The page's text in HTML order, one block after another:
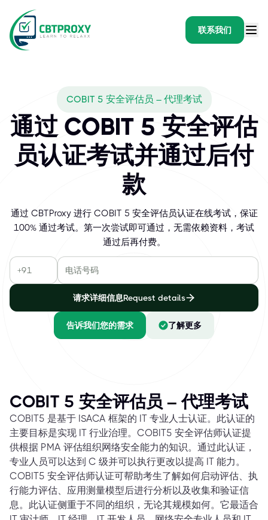
联系我们
COBIT 5 安全评估员 – 代理考试
通过 COBIT 5 安全评估
员认证考试并通过后付
款
通过 CBTProxy 进行 COBIT 5 安全评估员认证在线考试，保证
100% 通过考试。第一次尝试即可通过，无需依赖资料，考试
通过后再付费。
请求详细信息Request details
告诉我们您的需求 了解更多
COBIT 5 安全评估员 – 代理考试
COBIT5 是基于 ISACA 框架的 IT 专业人士认证。此认证的
主要目标是实现 IT 行业治理。COBIT5 安全评估师认证提
供根据 PMA 评估组织网络安全能力的知识。通过此认证，
专业人员可以达到 C 级并可以执行更改以提高 IT 能力。
COBIT5 安全评估师认证可帮助考生了解如何启动评估、执
行能力评估、应用测量模型后进行分析以及收集和验证信
息。此认证侧重于不同的组织，无论其规模如何。它最适合